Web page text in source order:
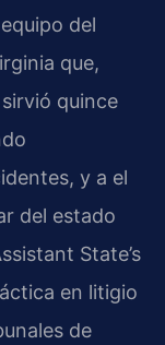
del
que,
quince
y a el
del estado
State’s
en litigio
de